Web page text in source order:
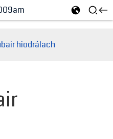
hiodrálach